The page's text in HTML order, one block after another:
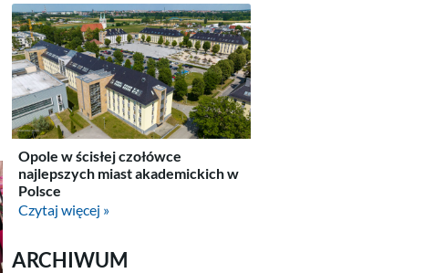
Opole w ścisłej czołówce
najlepszych miast akademickich w
Polsce
Czytaj więcej »
ARCHIWUM
ARCHIWUM